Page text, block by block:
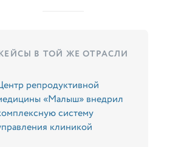
В ТОЙ ЖЕ ОТРАСЛИ
репродуктивной
«Малыш» внедрил
систему
клиникой